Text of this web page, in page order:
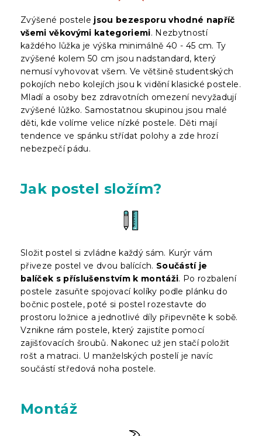
Zvýšené postele jsou bezesporu vhodné napříč
všemi věkovými kategoriemi. Nezbytností
každého lůžka je výška minimálně 40 - 45 cm. Ty
zvýšené kolem 50 cm jsou nadstandard, který
nemusí vyhovovat všem. Ve většině studentských
pokojích nebo kolejích jsou k vidění klasické postele.
Mladí a osoby bez zdravotních omezení nevyžadují
zvýšené lůžko. Samostatnou skupinou jsou malé
děti, kde volíme velice nízké postele. Děti mají
tendence ve spánku střídat polohy a zde hrozí
nebezpečí pádu.
Jak postel složím?
Složit postel si zvládne každý sám. Kurýr vám
přiveze postel ve dvou balících. Součástí je
balíček s příslušenstvím k montáži. Po rozbalení
postele zasuňte spojovací kolíky podle plánku do
bočnic postele, poté si postel rozestavte do
prostoru ložnice a jednotlivé díly připevněte k sobě.
Vznikne rám postele, který zajistíte pomocí
zajišťovacích šroubů. Nakonec už jen stačí položit
rošt a matraci. U manželských postelí je navíc
součástí středová noha postele.
Montáž